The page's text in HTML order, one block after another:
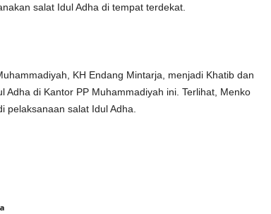
salat Idul Adha di tempat terdekat.
KH Endang Mintarja, menjadi Khatib dan
Adha di Kantor PP Muhammadiyah ini. Terlihat, Menko
pelaksanaan salat Idul Adha.